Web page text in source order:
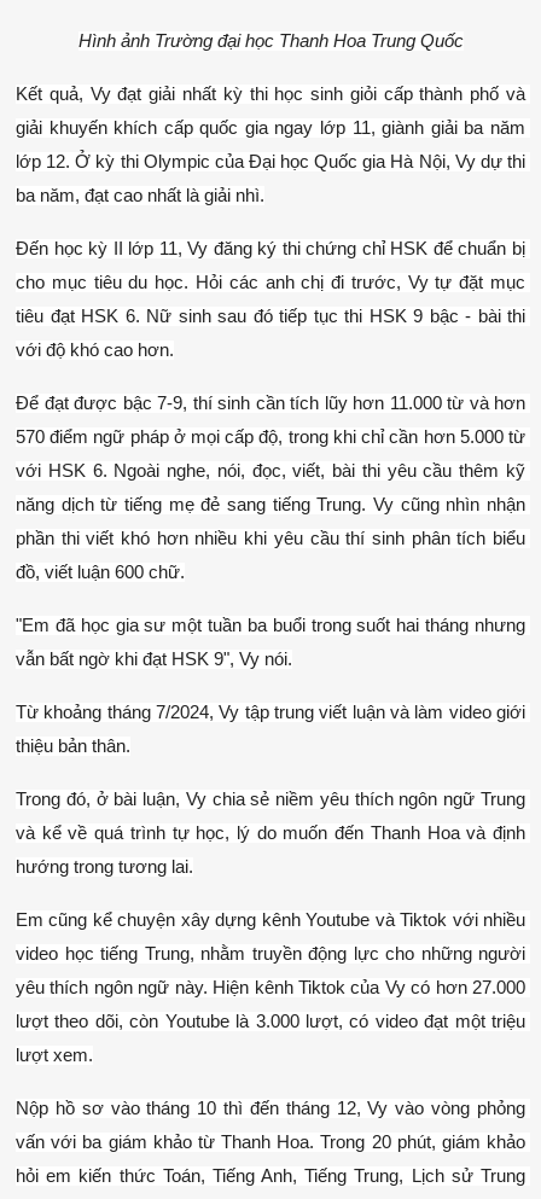
Hình ảnh Trường đại học Thanh Hoa Trung Quốc
Kết quả, Vy đạt giải nhất kỳ thi học sinh giỏi cấp thành phố và
giải khuyến khích cấp quốc gia ngay lớp 11, giành giải ba năm
lớp 12. Ở kỳ thi Olympic của Đại học Quốc gia Hà Nội, Vy dự thi
ba năm, đạt cao nhất là giải nhì.
Đến học kỳ II lớp 11, Vy đăng ký thi chứng chỉ HSK để chuẩn bị
cho mục tiêu du học. Hỏi các anh chị đi trước, Vy tự đặt mục
tiêu đạt HSK 6. Nữ sinh sau đó tiếp tục thi HSK 9 bậc - bài thi
với độ khó cao hơn.
Để đạt được bậc 7-9, thí sinh cần tích lũy hơn 11.000 từ và hơn
570 điểm ngữ pháp ở mọi cấp độ, trong khi chỉ cần hơn 5.000 từ
với HSK 6. Ngoài nghe, nói, đọc, viết, bài thi yêu cầu thêm kỹ
năng dịch từ tiếng mẹ đẻ sang tiếng Trung. Vy cũng nhìn nhận
phần thi viết khó hơn nhiều khi yêu cầu thí sinh phân tích biểu
đồ, viết luận 600 chữ.
"Em đã học gia sư một tuần ba buổi trong suốt hai tháng nhưng
vẫn bất ngờ khi đạt HSK 9", Vy nói.
Từ khoảng tháng 7/2024, Vy tập trung viết luận và làm video giới
thiệu bản thân.
Trong đó, ở bài luận, Vy chia sẻ niềm yêu thích ngôn ngữ Trung
và kể về quá trình tự học, lý do muốn đến Thanh Hoa và định
hướng trong tương lai.
Em cũng kể chuyện xây dựng kênh Youtube và Tiktok với nhiều
video học tiếng Trung, nhằm truyền động lực cho những người
yêu thích ngôn ngữ này. Hiện kênh Tiktok của Vy có hơn 27.000
lượt theo dõi, còn Youtube là 3.000 lượt, có video đạt một triệu
lượt xem.
Nộp hồ sơ vào tháng 10 thì đến tháng 12, Vy vào vòng phỏng
vấn với ba giám khảo từ Thanh Hoa. Trong 20 phút, giám khảo
hỏi em kiến thức Toán, Tiếng Anh, Tiếng Trung, Lịch sử Trung